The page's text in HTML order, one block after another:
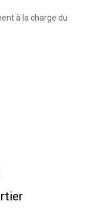
à la charge du